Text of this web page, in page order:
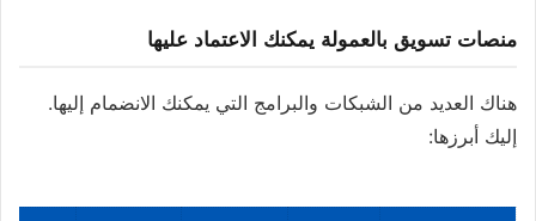
منصات تسويق بالعمولة يمكنك الاعتماد عليها
هناك العديد من الشبكات والبرامج التي يمكنك الانضمام إليها.
إليك أبرزها: